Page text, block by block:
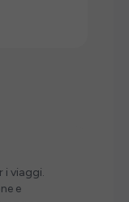
i viaggi.
e